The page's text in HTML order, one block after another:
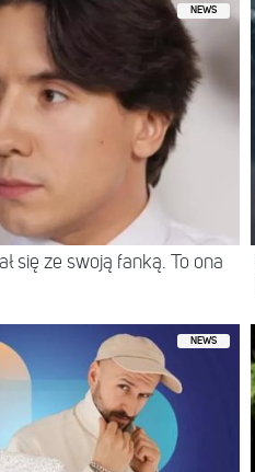
NEWS
się ze swoją fanką. To ona
NEWS